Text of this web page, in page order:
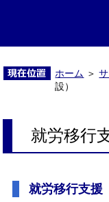
ホーム ＞
設）
就労移行
就労移行支援